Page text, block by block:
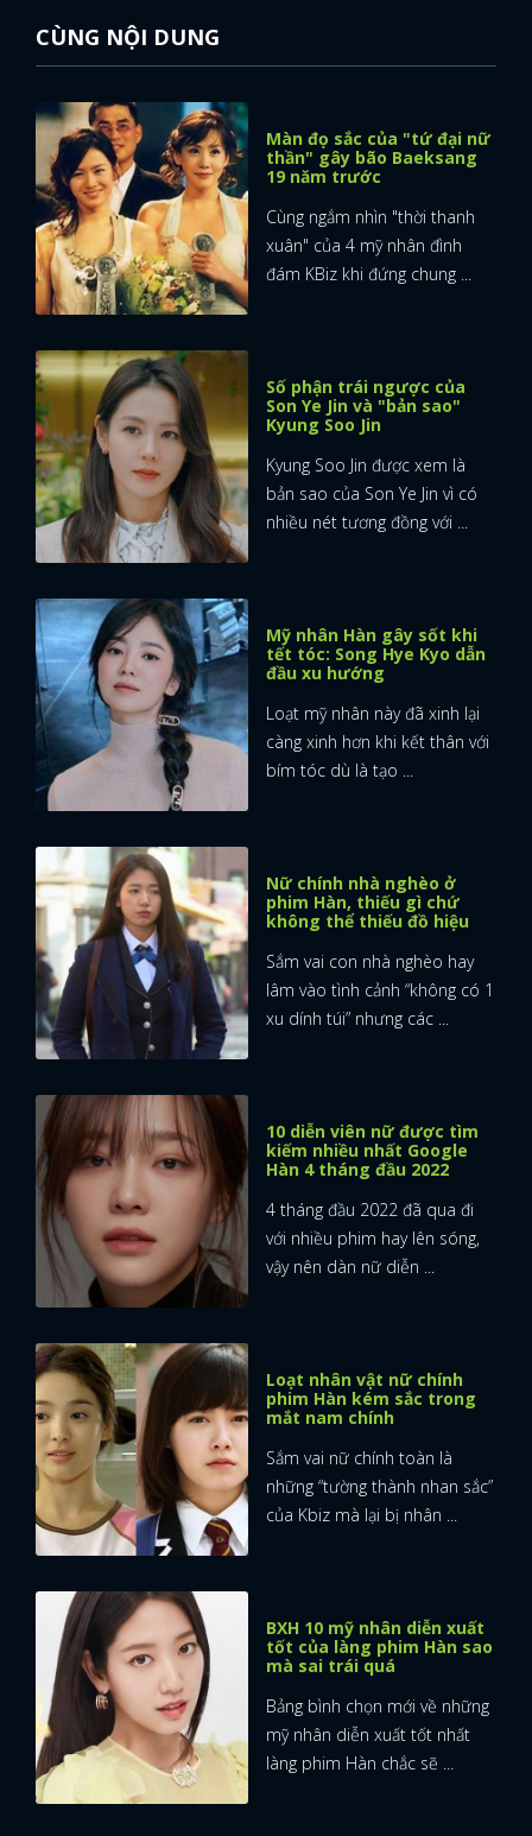
CÙNG NỘI DUNG
Màn đọ sắc của "tứ đại nữ
thần" gây bão Baeksang
19 năm trước
Cùng ngắm nhìn "thời thanh
xuân" của 4 mỹ nhân đình
đám KBiz khi đứng chung ...
Số phận trái ngược của
Son Ye Jin và "bản sao"
Kyung Soo Jin
Kyung Soo Jin được xem là
bản sao của Son Ye Jin vì có
nhiều nét tương đồng với ...
Mỹ nhân Hàn gây sốt khi
tết tóc: Song Hye Kyo dẫn
đầu xu hướng
Loạt mỹ nhân này đã xinh lại
càng xinh hơn khi kết thân với
bím tóc dù là tạo ...
Nữ chính nhà nghèo ở
phim Hàn, thiếu gì chứ
không thể thiếu đồ hiệu
Sắm vai con nhà nghèo hay
lâm vào tình cảnh “không có 1
xu dính túi” nhưng các ...
10 diễn viên nữ được tìm
kiếm nhiều nhất Google
Hàn 4 tháng đầu 2022
4 tháng đầu 2022 đã qua đi
với nhiều phim hay lên sóng,
vậy nên dàn nữ diễn ...
Loạt nhân vật nữ chính
phim Hàn kém sắc trong
mắt nam chính
Sắm vai nữ chính toàn là
những “tường thành nhan sắc”
của Kbiz mà lại bị nhân ...
BXH 10 mỹ nhân diễn xuất
tốt của làng phim Hàn sao
mà sai trái quá
Bảng bình chọn mới về những
mỹ nhân diễn xuất tốt nhất
làng phim Hàn chắc sẽ ...